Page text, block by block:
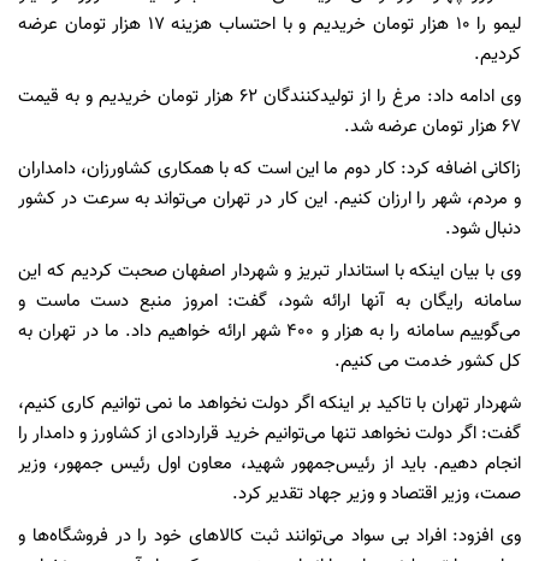
لیمو را ۱۰ هزار تومان خریدیم و با احتساب هزینه ۱۷ هزار تومان عرضه
کردیم.
وی ادامه داد: مرغ را از تولیدکنندگان ۶۲ هزار تومان خریدیم و به قیمت
۶۷ هزار تومان عرضه شد.
زاکانی اضافه کرد: کار دوم ما این است که با همکاری کشاورزان، دامداران
و مردم، شهر را ارزان کنیم. این کار در تهران می‌تواند به سرعت در کشور
دنبال شود.
وی با بیان اینکه با استاندار تبریز و شهردار اصفهان صحبت کردیم که این
سامانه رایگان به آنها ارائه شود، گفت: امروز منبع دست ماست و
می‌گوییم سامانه را به هزار و ۴۰۰ شهر ارائه خواهیم داد. ما در تهران به
کل کشور خدمت می کنیم.
شهردار تهران با تاکید بر اینکه اگر دولت نخواهد ما نمی توانیم کاری کنیم،
گفت: اگر دولت نخواهد تنها می‌توانیم خرید قراردادی از کشاورز و دامدار را
انجام دهیم. باید از رئیس‌جمهور شهید، معاون اول رئیس جمهور، وزیر
صمت، وزیر اقتصاد و وزیر جهاد تقدیر کرد.
وی افزود: افراد بی سواد می‌توانند ثبت کالاهای خود را در فروشگاه‌ها و